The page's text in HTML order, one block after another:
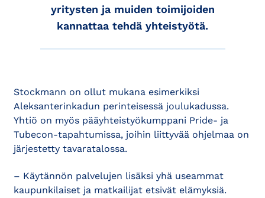
yritysten ja muiden toimijoiden
kannattaa tehdä yhteistyötä.
Stockmann on ollut mukana esimerkiksi
Aleksanterinkadun perinteisessä joulukadussa.
Yhtiö on myös pääyhteistyökumppani Pride- ja
Tubecon-tapahtumissa, joihin liittyvää ohjelmaa on
järjestetty tavaratalossa.
– Käytännön palvelujen lisäksi yhä useammat
kaupunkilaiset ja matkailijat etsivät elämyksiä.